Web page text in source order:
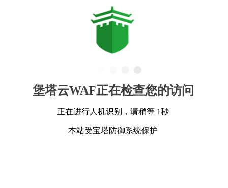
堡塔云WAF正在检查您的访问
正在进行人机识别，请稍等 1秒
本站受宝塔防御系统保护